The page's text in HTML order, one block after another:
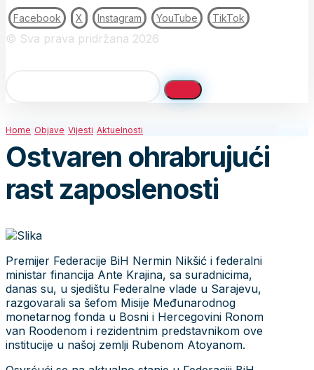
Facebook X Instagram YouTube TikTok
© Sva prava pridržana 2026
Home Objave Vijesti Aktuelnosti
Ostvaren ohrabrujući
rast zaposlenosti
Premijer Federacije BiH Nermin Nikšić i federalni
ministar financija Ante Krajina, sa suradnicima,
danas su, u sjedištu Federalne vlade u Sarajevu,
razgovarali sa šefom Misije Međunarodnog
monetarnog fonda u Bosni i Hercegovini Ronom
van Roodenom i rezidentnim predstavnikom ove
institucije u našoj zemlji Rubenom Atoyanom.